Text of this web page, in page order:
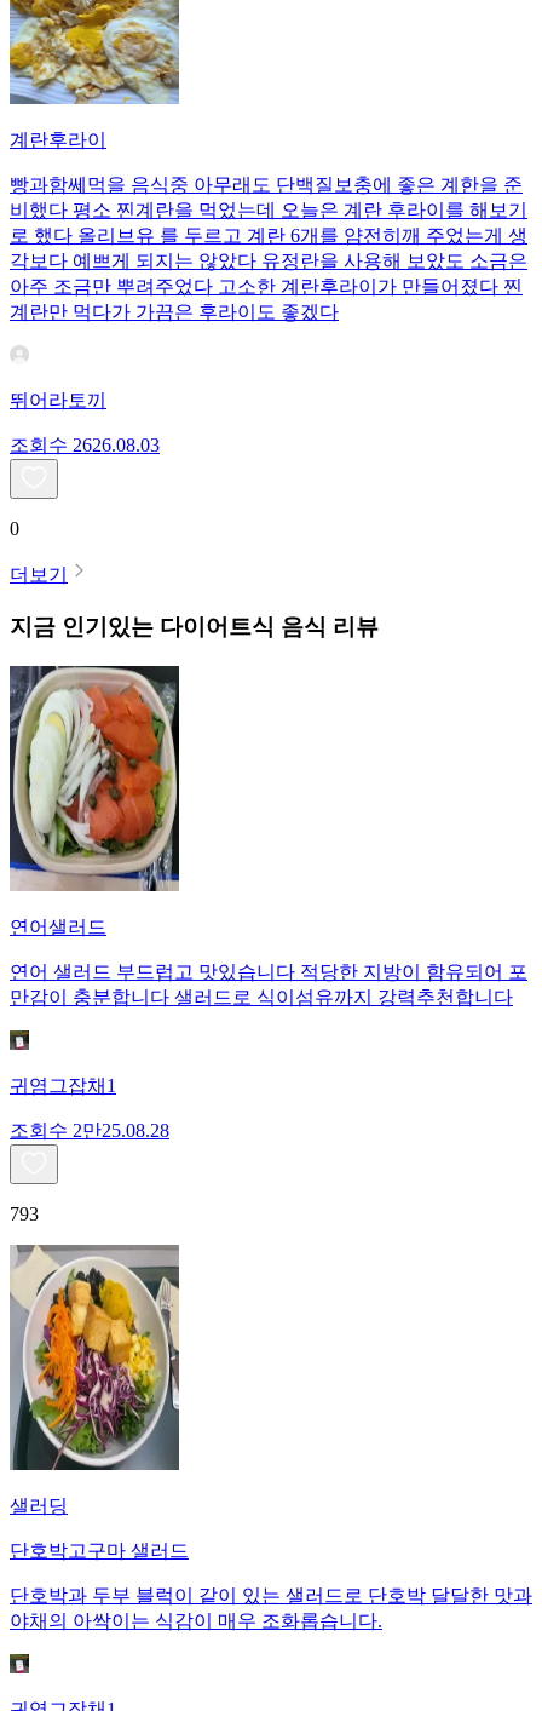
계란후라이
빵과함쎄먹을 음식중 아무래도 단백질보충에 좋은 계한을 준
비했다 평소 찐계란을 먹었는데 오늘은 계란 후라이를 해보기
로 했다 올리브유 를 두르고 계란 6개를 얌전히깨 주었는게 생
각보다 예쁘게 되지는 않았다 유정란을 사용해 보았도 소금은
아주 조금만 뿌려주었다 고소한 계란후라이가 만들어졌다 찐
계란만 먹다가 가끔은 후라이도 좋겠다
뛰어라토끼
조회수 2626.08.03
0
더보기
지금 인기있는 다이어트식 음식 리뷰
연어샐러드
연어 샐러드 부드럽고 맛있습니다 적당한 지방이 함유되어 포
만감이 충분합니다 샐러드로 식이섬유까지 강력추천합니다
귀염그잡채1
조회수 2만25.08.28
793
샐러딩
단호박고구마 샐러드
단호박과 두부 블럭이 같이 있는 샐러드로 단호박 달달한 맛과
야채의 아싹이는 식감이 매우 조화롭습니다.